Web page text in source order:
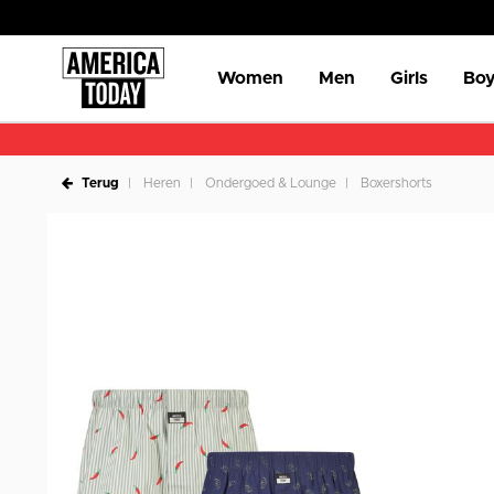
Women Men Girls
Terug Heren Ondergoed & Lounge Boxershorts